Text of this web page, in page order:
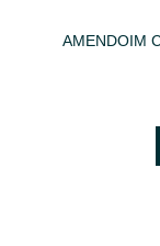
AMENDOIM